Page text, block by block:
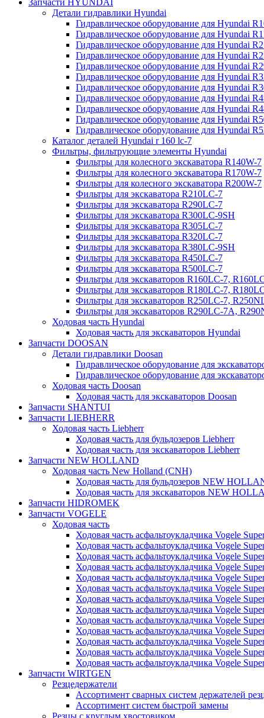
Запчасти HYUNDAI
Детали гидравлики Hyundai
Гидравлическое оборудование для Hyundai
Гидравлическое оборудование для Hyundai
Гидравлическое оборудование для Hyundai
Гидравлическое оборудование для Hyundai
Гидравлическое оборудование для Hyundai
Гидравлическое оборудование для Hyundai
Гидравлическое оборудование для Hyundai
Гидравлическое оборудование для Hyundai
Гидравлическое оборудование для Hyundai
Гидравлическое оборудование для Hyundai
Гидравлическое оборудование для Hyundai
Каталог деталей Hyundai r 160 lc-7
Фильтры, фильтрующие элементы Hyundai
Фильтры для колесного экскаватора R140W-7
Фильтры для колесного экскаватора R170W-7
Фильтры для колесного экскаватора R200W-7
Фильтры для экскаватора R210LC-7
Фильтры для экскаватора R290LC-7
Фильтры для экскаватора R300LC-9SH
Фильтры для экскаватора R305LC-7
Фильтры для экскаватора R320LC-7
Фильтры для экскаватора R380LC-9SH
Фильтры для экскаватора R450LC-7
Фильтры для экскаватора R500LC-7
Фильтры для экскаваторов R160LC-7,
Фильтры для экскаваторов R180LC-7,
Фильтры для экскаваторов R250LC-7,
Фильтры для экскаваторов R290LC-7A,
Ходовая часть Hyundai
Ходовая часть для экскаваторов Hyundai
Запчасти DOOSAN
Детали гидравлики Doosan
Гидравлическое оборудование для
Гидравлическое оборудование для
Ходовая часть Doosan
Ходовая часть для экскаваторов Doosan
Запчасти SHANTUI
Запчасти LIEBHERR
Ходовая часть Liebherr
Ходовая часть для бульдозеров Liebherr
Ходовая часть для экскаваторов Liebherr
Запчасти NEW HOLLAND
Ходовая часть New Holland (CNH)
Ходовая часть для бульдозеров NEW
Ходовая часть для экскаваторов NEW
Запчасти HIDROMEK
Запчасти VOGELE
Ходовая часть
Ходовая часть асфальтоукладчика Vogele
Ходовая часть асфальтоукладчика Vogele
Ходовая часть асфальтоукладчика Vogele
Ходовая часть асфальтоукладчика Vogele
Ходовая часть асфальтоукладчика Vogele
Ходовая часть асфальтоукладчика Vogele
Ходовая часть асфальтоукладчика Vogele
Ходовая часть асфальтоукладчика Vogele
Ходовая часть асфальтоукладчика Vogele
Ходовая часть асфальтоукладчика Vogele
Ходовая часть асфальтоукладчика Vogele
Ходовая часть асфальтоукладчика Vogele
Ходовая часть асфальтоукладчика Vogele
Запчасти WIRTGEN
Резцедержатели
Ассортимент сварных систем держателей
Ассортимент систем быстрой замены
Резцы с круглым хвостовиком